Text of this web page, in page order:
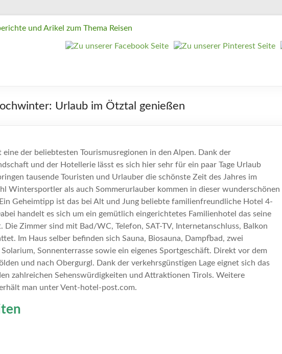
Urlaub im Ötztal genießen
der beliebtesten Tourismusregionen in den Alpen. Dank der
und der Hotellerie lässt es sich hier sehr für ein paar Tage Urlaub
tausende Touristen und Urlauber die schönste Zeit des Jahres im
Wintersportler als auch Sommerurlauber kommen in dieser wunderschönen
Geheimtipp ist das bei Alt und Jung beliebte familienfreundliche Hotel 4-
handelt es sich um ein gemütlich eingerichtetes Familienhotel das seine
Die Zimmer sind mit Bad/WC, Telefon, SAT-TV, Internetanschluss, Balkon
Im Haus selber befinden sich Sauna, Biosauna, Dampfbad, zwei
Sonnenterrasse sowie ein eigenes Sportgeschäft. Direkt vor dem
und nach Obergurgl. Dank der verkehrsgünstigen Lage eignet sich das
zahlreichen Sehenswürdigkeiten und Attraktionen Tirols. Weitere
man unter Vent-hotel-post.com.